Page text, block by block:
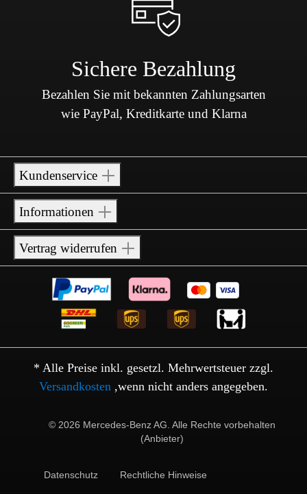
Sichere Bezahlung
Bezahlen Sie mit bekannten Zahlungsarten
wie PayPal, Kreditkarte und Klarna
Kundenservice
Informationen
Vertrag widerrufen
* Alle Preise inkl. gesetzl. Mehrwertsteuer zzgl.
Versandkosten ,wenn nicht anders angegeben.
© 2026 Mercedes-Benz AG. Alle Rechte vorbehalten
(Anbieter)
Datenschutz Rechtliche Hinweise